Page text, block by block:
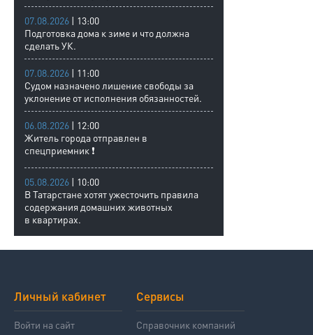
07.08.2026 | 13:00
Подготовка дома к зиме и что должна
сделать УК.
07.08.2026 | 11:00
Судом назначено лишение свободы за
уклонение от исполнения обязанностей.
06.08.2026 | 12:00
Житель города отправлен в
спецприемник ❗
05.08.2026 | 10:00
В Татарстане хотят ужесточить правила
содержания домашних животных
в квартирах.
Личный кабинет
Войти на сайт
Сервисы
Справочник компаний